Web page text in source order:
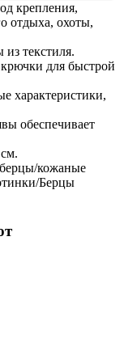
крепления,
отдыха, охоты,
текстиля.
для быстрой
характеристики,
обеспечивает
кожаные
Берцы